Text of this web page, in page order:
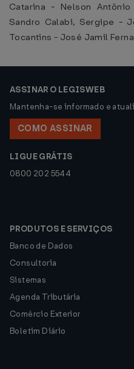
Catarina - Nelson
Sandro Calabi, Sergipe -
Tocantins - José Jamil
ASSINAR O LEGISWEB
Mantenha-se informado e
COMO ASSINAR
LIGUE GRÁTIS
0800 202 5544
PRODUTOS E SERVIÇOS
Banco de Dados
Consultoria
Sistemas
Agenda Tributária
Comércio Exterior
Boletim Diário